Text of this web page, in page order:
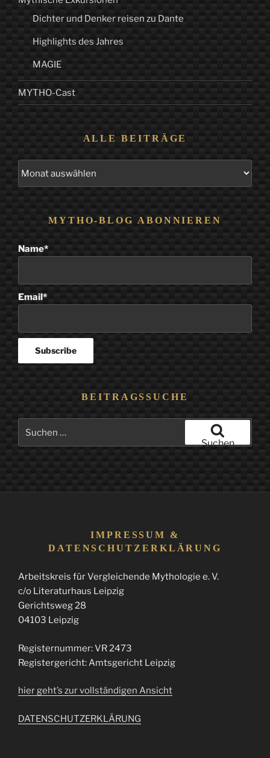
Dichter und Denker reisen zu Dante
Highlights des Jahres
MAGIE
MYTHO-Cast
ALLE BEITRÄGE
MYTHO-BLOG ABONNIEREN
Name*
Email*
BEITRAGSSUCHE
nach:
Suchen
IMPRESSUM &
DATENSCHUTZERKLÄRUNG
Arbeitskreis für Vergleichende Mythologie e. V.
c/o Literaturhaus Leipzig
Gerichtsweg 28
04103 Leipzig
Registernummer: VR 2473
Registergericht: Amtsgericht Leipzig
hier geht’s zur vollständigen Ansicht
DATENSCHUTZERKLÄRUNG